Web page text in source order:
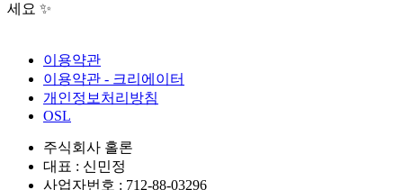
세요 ✨
이용약관
이용약관 - 크리에이터
개인정보처리방침
OSL
주식회사 홀론
대표 : 신민정
사업자번호 : 712-88-03296